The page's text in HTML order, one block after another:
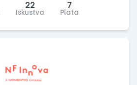
22
Iskustva
7
Plata